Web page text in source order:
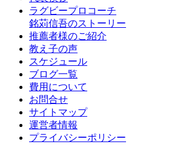
2020年2月
2020年1月
2019年12月
2019年10月
2019年9月
2019年8月
2019年7月
2019年6月
2019年5月
2019年4月
2019年3月
2019年2月
ラグビープロコーチ
銘苅信吾のストーリー
推薦者様のご紹介
教え子の声
スケジュール
ブログ一覧
費用について
お問合せ
サイトマップ
運営者情報
プライバシーポリシー